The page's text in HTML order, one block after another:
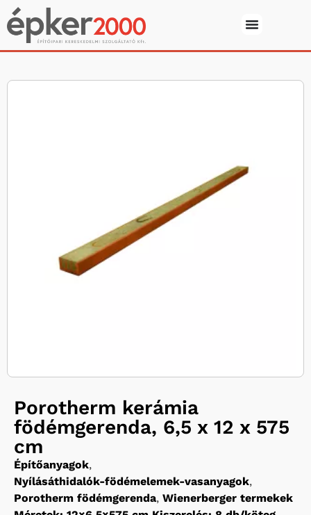
Porotherm kerámia
födémgerenda, 6,5 x 12 x 575
cm
Építőanyagok,
Nyílásáthidalók-födémelemek-vasanyagok,
Porotherm födémgerenda, Wienerberger termekek